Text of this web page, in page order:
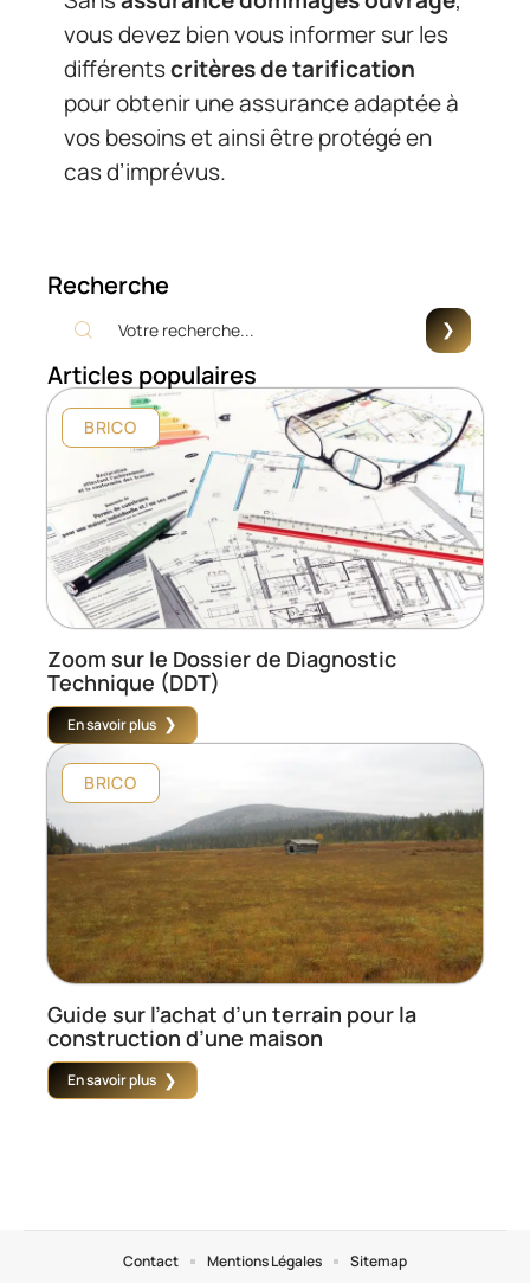
vous devez bien vous informer sur les
différentscritères de tarification
pour obtenir une assurance adaptée à
vos besoins et ainsi être protégé en
cas d’imprévus.
Recherche
Articles populaires
BRICO
Zoom sur le Dossier de Diagnostic
Technique (DDT)
En savoir plus
BRICO
Guide sur l’achat d’un terrain pour la
construction d’une maison
En savoir plus
Contact Mentions Légales Sitemap